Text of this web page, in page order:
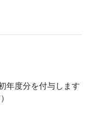
年度分を付与します